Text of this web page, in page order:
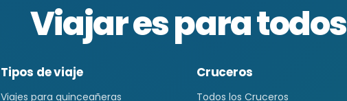
Viajar es para todos
Tipos de viaje
Viajes para quinceañeras
Cruceros
Todos los Cruceros